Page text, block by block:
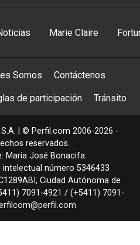
Marie Claire
Somos Contáctenos
de participación Tránsito
| © Perfil.com 2006-2026 -
reservados.
María José Bonacifa.
intelectual número 5346433
, Ciudad Autónoma de
7091-4921 / (+5411) 7091-